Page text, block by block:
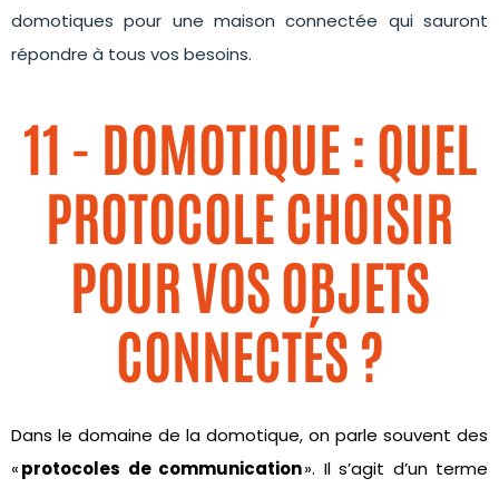
domotiques pour une maison connectée qui sauront
répondre à tous vos besoins.
11 - DOMOTIQUE : QUEL
PROTOCOLE CHOISIR
POUR VOS OBJETS
CONNECTÉS ?
Dans le domaine de la domotique, on parle souvent des
«protocoles de communication». Il s’agit d’un terme